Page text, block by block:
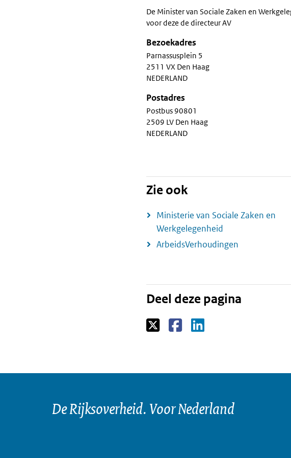
De Minister van Sociale Zaken en
voor deze de directeur AV
Bezoekadres
Parnassusplein 5
2511 VX Den Haag
NEDERLAND
Postadres
Postbus 90801
2509 LV Den Haag
NEDERLAND
Zie ook
Ministerie van Sociale Zaken en
Werkgelegenheid
ArbeidsVerhoudingen
Deel deze pagina
De Rijksoverheid. Voor Nederland